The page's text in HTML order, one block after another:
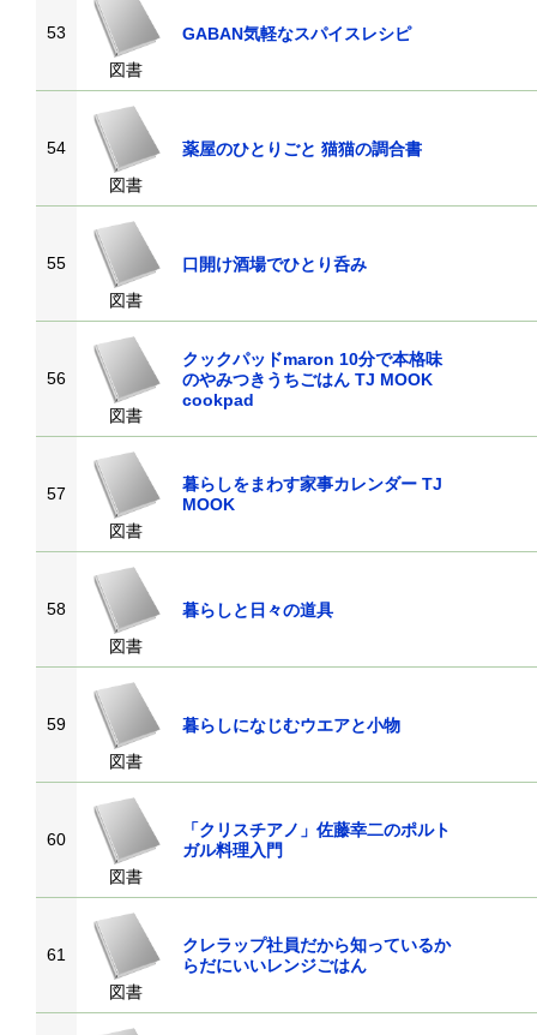
53
図書
GABAN気軽なスパイスレシピ
54
図書
薬屋のひとりごと 猫猫の調合書
55
図書
口開け酒場でひとり呑み
56
図書
クックパッドmaron 10分で本格味
のやみつきうちごはん TJ MOOK
cookpad
57
図書
暮らしをまわす家事カレンダー TJ
MOOK
58
図書
暮らしと日々の道具
59
図書
暮らしになじむウエアと小物
60
図書
「クリスチアノ」佐藤幸二のポルト
ガル料理入門
61
図書
クレラップ社員だから知っているか
らだにいいレンジごはん